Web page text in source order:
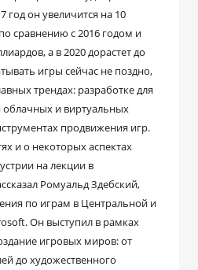
год он увеличится на 10
сравнению с 2016 годом и
а в 2020 дорастет до
игры сейчас не поздно,
трендах: разработке для
и виртуальных
продвижения игр.
и о некоторых аспектах
на лекции в
Ромуальд Здебский,
по играм в Центральной и
Он выступил в рамках
игровых миров: от
до художественного